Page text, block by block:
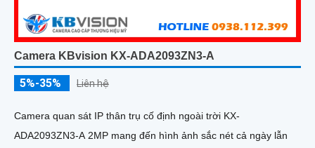
Camera KBvision KX-ADA2093ZN3-A
5%-35% Liên hệ
Camera quan sát IP thân trụ cố định ngoài trời KX-
ADA2093ZN3-A 2MP mang đến hình ảnh sắc nét cả ngày lẫn